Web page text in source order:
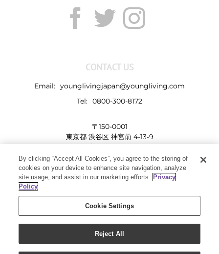
CONTACT US
Email: younglivingjapan@youngliving.com
Tel: 0800-300-8172
〒150-0001
東京都 渋谷区 神宮前 4-13-9
表参道LHビル
Copyright 2019 - Young Living Essential Oils | All Rights Reserved
By clicking “Accept All Cookies”, you agree to the storing of
cookies on your device to enhance site navigation, analyze
site usage, and assist in our marketing efforts. Privacy
Policy
Cookie Settings
Reject All